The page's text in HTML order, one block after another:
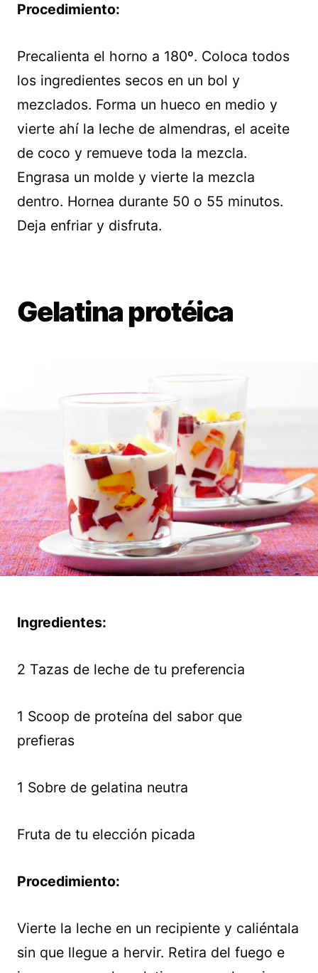
Procedimiento:
Precalienta el horno a 180º. Coloca todos
los ingredientes secos en un bol y
mezclados. Forma un hueco en medio y
vierte ahí la leche de almendras, el aceite
de coco y remueve toda la mezcla.
Engrasa un molde y vierte la mezcla
dentro. Hornea durante 50 o 55 minutos.
Deja enfriar y disfruta.
Gelatina protéica
Ingredientes:
2 Tazas de leche de tu preferencia
1 Scoop de proteína del sabor que
prefieras
1 Sobre de gelatina neutra
Fruta de tu elección picada
Procedimiento:
Vierte la leche en un recipiente y caliéntala
sin que llegue a hervir. Retira del fuego e